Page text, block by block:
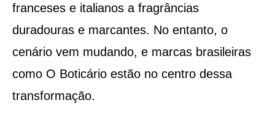
franceses e italianos a fragrâncias
duradouras e marcantes. No entanto, o
cenário vem mudando, e marcas brasileiras
como O Boticário estão no centro dessa
transformação.